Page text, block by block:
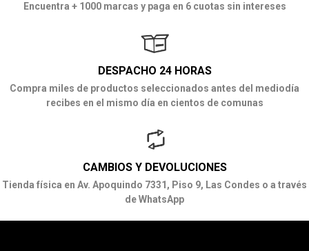
Encuentra + 1000 marcas y paga en 6 cuotas sin intereses
DESPACHO 24 HORAS
Compra miles de productos seleccionados antes del mediodía
recibes en el mismo día en cientos de comunas
CAMBIOS Y DEVOLUCIONES
Tienda física en Av. Apoquindo 7331, Piso 9, Las Condes o a través
de WhatsApp